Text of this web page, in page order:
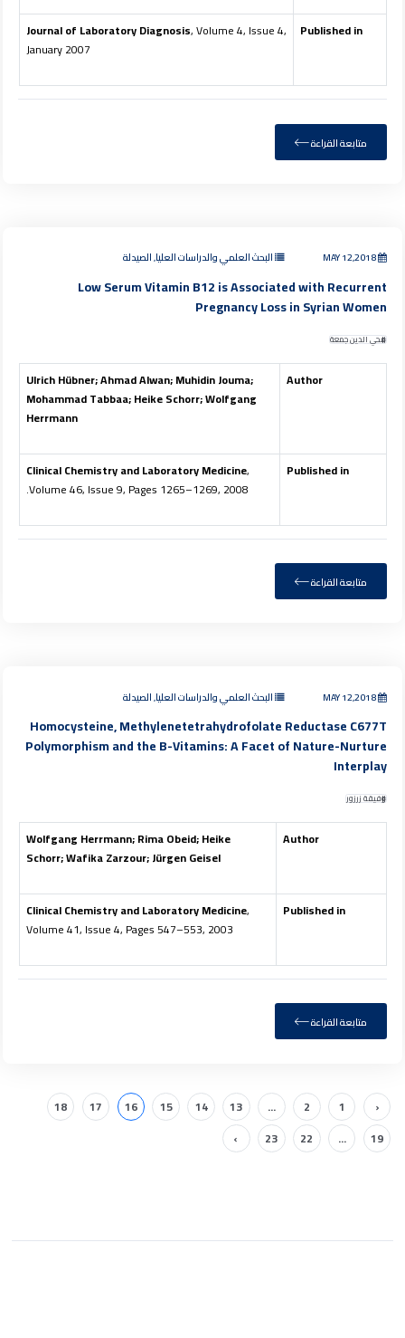
Published in
Journal of Laboratory Diagnosis, Volume 4, Issue 4,
January 2007
متابعة القراءة
MAY 12,2018 البحث العلمي والدراسات العليا, الصيدلة
Low Serum Vitamin B12 is Associated with Recurrent
Pregnancy Loss in Syrian Women
محي الدين جمعة
Author
Ulrich Hübner; Ahmad Alwan; Muhidin Jouma;
Mohammad Tabbaa; Heike Schorr; Wolfgang
Herrmann
Published in
Clinical Chemistry and Laboratory Medicine,
Volume 46, Issue 9, Pages 1265–1269, 2008.
متابعة القراءة
MAY 12,2018 البحث العلمي والدراسات العليا, الصيدلة
Homocysteine, Methylenetetrahydrofolate Reductase C677T
Polymorphism and the B-Vitamins: A Facet of Nature-Nurture
Interplay
وفيقة زرزور
Author
Wolfgang Herrmann; Rima Obeid; Heike
Schorr; Wafika Zarzour; Jürgen Geisel
Published in
Clinical Chemistry and Laboratory Medicine,
Volume 41, Issue 4, Pages 547–553, 2003
متابعة القراءة
‹
1
2
...
13
14
15
16
17
18
19
...
22
23
›